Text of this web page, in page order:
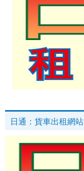
日通：貨車出租網站